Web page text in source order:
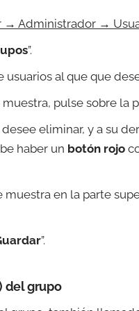
→ Administrador →
”.
usuarios al que que
pulse sobre la
eliminar, y a su
haber un botón rojo
muestra en la parte
”.
del grupo